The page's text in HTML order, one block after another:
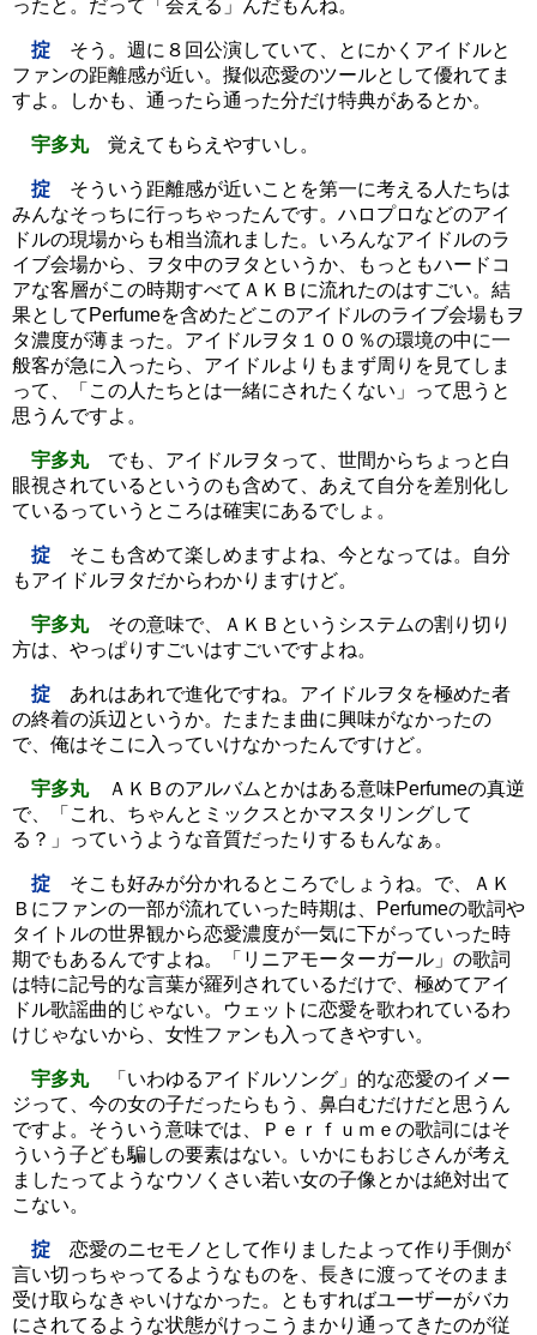
ったと。だって「会える」んだもんね。
掟 そう。週に８回公演していて、とにかくアイドルと
ファンの距離感が近い。擬似恋愛のツールとして優れてま
すよ。しかも、通ったら通った分だけ特典があるとか。
宇多丸覚えてもらえやすいし。
掟 そういう距離感が近いことを第一に考える人たちは
みんなそっちに行っちゃったんです。ハロプロなどのアイ
ドルの現場からも相当流れました。いろんなアイドルのラ
イブ会場から、ヲタ中のヲタというか、もっともハードコ
アな客層がこの時期すべてＡＫＢに流れたのはすごい。結
果としてPerfumeを含めたどこのアイドルのライブ会場もヲ
タ濃度が薄まった。アイドルヲタ１００％の環境の中に一
般客が急に入ったら、アイドルよりもまず周りを見てしま
って、「この人たちとは一緒にされたくない」って思うと
思うんですよ。
宇多丸でも、アイドルヲタって、世間からちょっと白
眼視されているというのも含めて、あえて自分を差別化し
ているっていうところは確実にあるでしょ。
掟 そこも含めて楽しめますよね、今となっては。自分
もアイドルヲタだからわかりますけど。
宇多丸その意味で、ＡＫＢというシステムの割り切り
方は、やっぱりすごいはすごいですよね。
掟 あれはあれで進化ですね。アイドルヲタを極めた者
の終着の浜辺というか。たまたま曲に興味がなかったの
で、俺はそこに入っていけなかったんですけど。
宇多丸ＡＫＢのアルバムとかはある意味Perfumeの真逆
で、「これ、ちゃんとミックスとかマスタリングして
る？」っていうような音質だったりするもんなぁ。
掟 そこも好みが分かれるところでしょうね。で、ＡＫ
Ｂにファンの一部が流れていった時期は、Perfumeの歌詞や
タイトルの世界観から恋愛濃度が一気に下がっていった時
期でもあるんですよね。「リニアモーターガール」の歌詞
は特に記号的な言葉が羅列されているだけで、極めてアイ
ドル歌謡曲的じゃない。ウェットに恋愛を歌われているわ
けじゃないから、女性ファンも入ってきやすい。
宇多丸「いわゆるアイドルソング」的な恋愛のイメー
ジって、今の女の子だったらもう、鼻白むだけだと思うん
ですよ。そういう意味では、Ｐｅｒｆｕｍｅの歌詞にはそ
ういう子ども騙しの要素はない。いかにもおじさんが考え
ましたってようなウソくさい若い女の子像とかは絶対出て
こない。
掟 恋愛のニセモノとして作りましたよって作り手側が
言い切っちゃってるようなものを、長きに渡ってそのまま
受け取らなきゃいけなかった。ともすればユーザーがバカ
にされてるような状態がけっこうまかり通ってきたのが従